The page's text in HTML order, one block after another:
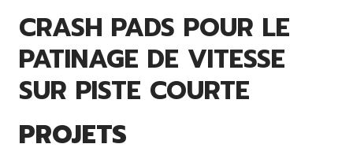
CRASH PADS POUR LE
PATINAGE DE VITESSE
SUR PISTE COURTE
PROJETS